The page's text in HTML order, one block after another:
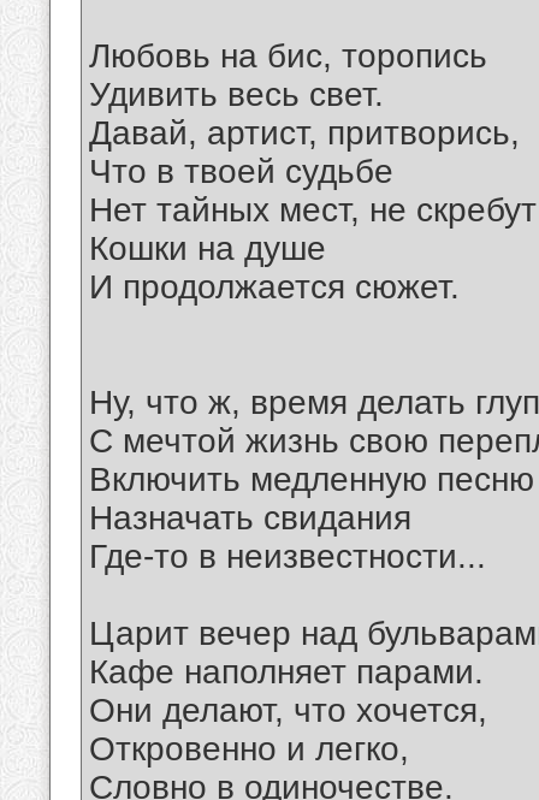
Любовь на бис, торопись
Удивить весь свет.
Давай, артист, притворись,
Что в твоей судьбе
Нет тайных мест, не скребут
Кошки на душе
И продолжается сюжет.
Ну, что ж, время делать
С мечтой жизнь свою
Включить медленную
Назначать свидания
Где-то в неизвестности...
Царит вечер над
Кафе наполняет парами.
Они делают, что хочется,
Откровенно и легко,
Словно в одиночестве.